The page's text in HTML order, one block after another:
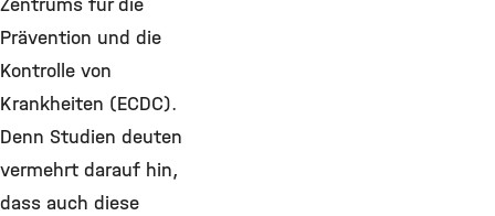
Prävention und die
Kontrolle von
Krankheiten (ECDC).
Denn Studien deuten
vermehrt darauf hin,
dass auch diese